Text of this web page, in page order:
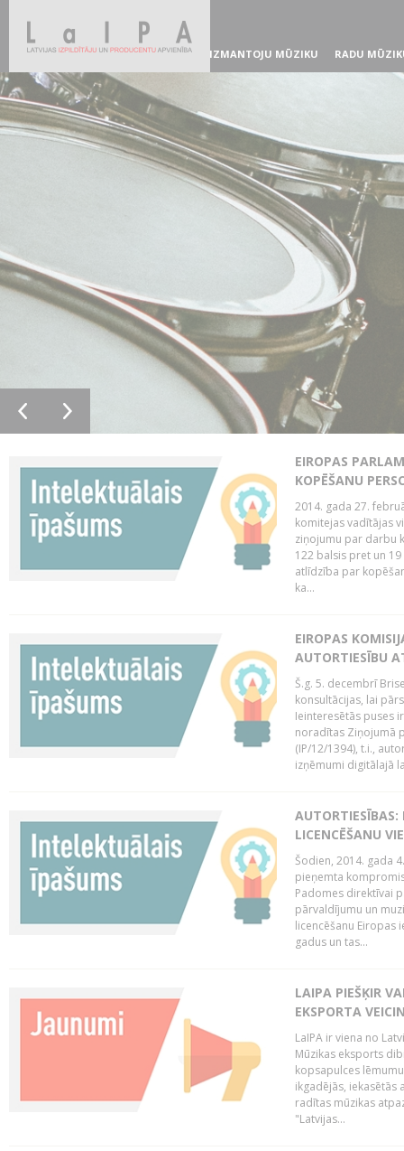
IZMANTOJU MŪZIKU RADU
EIROPAS
KOPĒŠANU
2014. gada 27.
komitejas vadītājas
ziņojumu par darbu
122 balsis pret un
atlīdzība par
ka...
EIROPAS
AUTORTIESĪBU
Š.g. 5. decembrī
konsultācijas, lai
Ieinteresētās puses
noradītas Ziņojumā
(IP/12/1394), t.i.,
izņēmumi digitālajā
AUTORTIESĪBAS:
LICENCĒŠANU
Šodien, 2014. gada
pieņemta
Padomes direktīvai
pārvaldījumu un
licencēšanu Eiropas
gadus un tas...
LAIPA PIEŠĶIR
EKSPORTA
LaIPA ir viena no
Mūzikas eksports
kopsapulces
ikgadējās, iekasētās
radītas mūzikas
"Latvijas...